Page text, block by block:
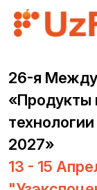
26-я
«Продукты
2027»
13 - 15